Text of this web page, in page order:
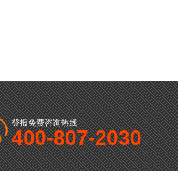
登报免费咨询热线
400-807-2030